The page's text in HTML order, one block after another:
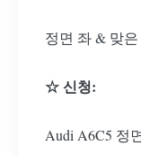
정면 좌 & 맞은
☆ 신청:
Audi A6C5 정